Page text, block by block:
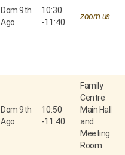
Dom 9th
Ago
10:30
-11:40
zoom.us
Dom 9th
Ago
10:50
-11:40
Family
Centre
Main Hall
and
Meeting
Room